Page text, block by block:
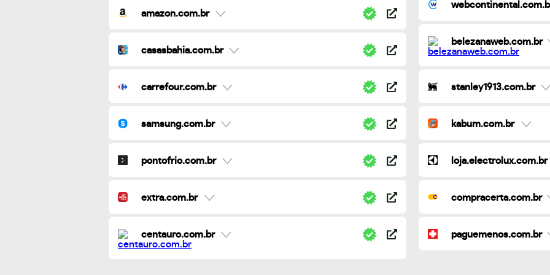
amazon.com.br
casasbahia.com.br
carrefour.com.br
samsung.com.br
pontofrio.com.br
extra.com.br
centauro.com.br
belezanaweb.com.br
stanley1913.com.br
kabum.com.br
loja.electrolux.com.br
compracerta.com.br
paguemenos.com.br